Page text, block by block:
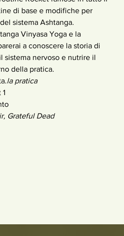
di base e modifiche per
sistema Ashtanga.
a conoscere la storia di
sistema nervoso e nutrire il
della pratica.
la pratica
Grateful Dead